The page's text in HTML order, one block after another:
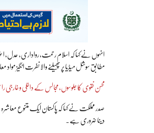
انہوں نے کہا کہ اسلام رحمت، رواداری، عدل،
مطابق سوشل میڈیا پر پھیلنے والا نفرت انگیز مواد
محسن نقوی کا جلوسوں، مجالس کے داخلی و خارجی
صدر مملکت نے کہا کہ پاکستان ایک متنوع
دینا ضروری ہے۔